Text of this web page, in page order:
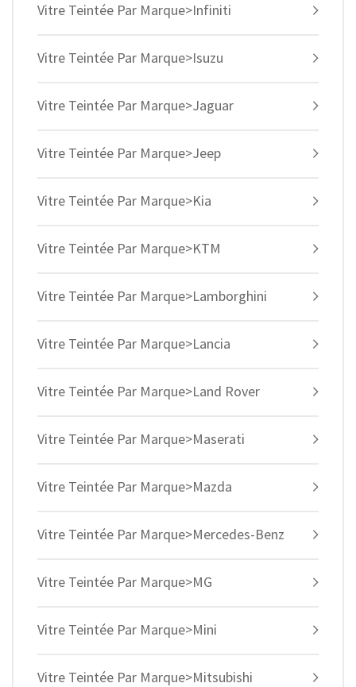
Vitre Teintée Par Marque>Infiniti
Vitre Teintée Par Marque>Isuzu
Vitre Teintée Par Marque>Jaguar
Vitre Teintée Par Marque>Jeep
Vitre Teintée Par Marque>Kia
Vitre Teintée Par Marque>KTM
Vitre Teintée Par Marque>Lamborghini
Vitre Teintée Par Marque>Lancia
Vitre Teintée Par Marque>Land Rover
Vitre Teintée Par Marque>Maserati
Vitre Teintée Par Marque>Mazda
Vitre Teintée Par Marque>Mercedes-Benz
Vitre Teintée Par Marque>MG
Vitre Teintée Par Marque>Mini
Vitre Teintée Par Marque>Mitsubishi